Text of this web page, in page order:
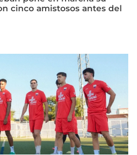
cinco amistosos antes del